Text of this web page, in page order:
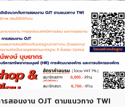
รสอนงาน OJT ตามแนวทาง TWI